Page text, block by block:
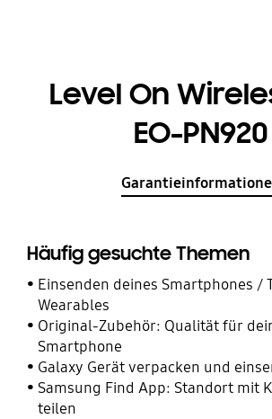
Level On
EO-PN920
Häufig gesuchte Themen
Einsenden deines Smartphones /
Wearables
Original-Zubehör: Qualität für
Smartphone
Galaxy Gerät verpacken und
Samsung Find App: Standort mit
teilen